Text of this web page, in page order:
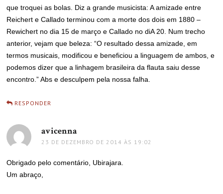
que troquei as bolas. Diz a grande musicista: A amizade entre
Reichert e Callado terminou com a morte dos dois em 1880 –
Rewichert no dia 15 de março e Callado no diA 20. Num trecho
anterior, vejam que beleza: “O resultado dessa amizade, em
termos musicais, modificou e beneficiou a linguagem de ambos, e
podemos dizer que a linhagem brasileira da flauta saiu desse
encontro.” Abs e desculpem pela nossa falha.
RESPONDER
avicenna
23 DE DEZEMBRO DE 2014 ÀS 19:02
Obrigado pelo comentário, Ubirajara.
Um abraço,